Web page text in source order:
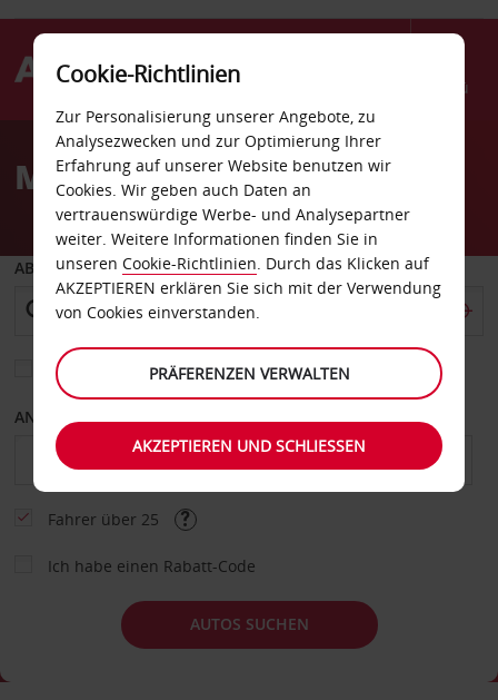
Menü
AvisMietwagen Essen
ABHOLEN VON
Eine andere Rückgabestation auswählen
ANFANGSDATUM
Fahrer über 25
Ich habe einen Rabatt-Code
AUTOS SUCHEN
Cookie-Richtlinien
Zur Personalisierung unserer Angebote, zu
Analysezwecken und zur Optimierung Ihrer
Erfahrung auf unserer Website benutzen wir
Cookies. Wir geben auch Daten an
vertrauenswürdige Werbe- und Analysepartner
weiter. Weitere Informationen finden Sie in
unseren Cookie-Richtlinien. Durch das Klicken auf
AKZEPTIEREN erklären Sie sich mit der Verwendung
von Cookies einverstanden.
PRÄFERENZEN VERWALTEN
AKZEPTIEREN UND SCHLIESSEN